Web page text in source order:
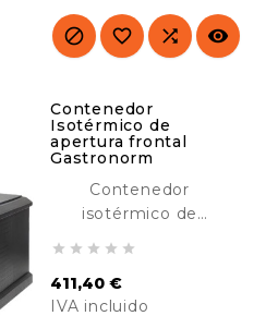
Ideal para catering,
hoteles, residencias,
   
Contenedor
Isotérmico de
apertura frontal
Gastronorm
Contenedor
isotérmico de
diseñado para el
transporte de
    
411,40 €
IVA incluido